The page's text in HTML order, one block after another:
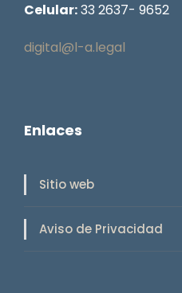
Celular:33 2637- 9652
digital@l-a.legal
Enlaces
Sitio web
Aviso de Privacidad